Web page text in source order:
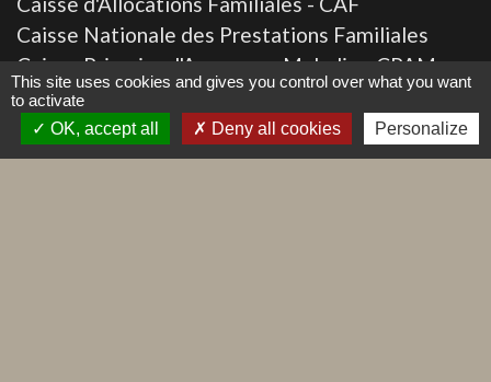
Caisse Nationale des Prestations Familiales
Caisse Primaire d'Assurance Maladie - CPAM
Géoagglo Thionville
Impôts.gouv
This site uses cookies and gives you control over what you want
to activate
OK, accept all
Deny all cookies Personalize